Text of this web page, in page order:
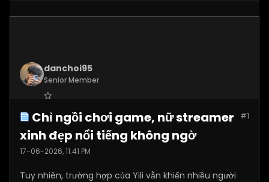
danchoi95
Senior Member
Posts:2234 #1
Chỉ ngồi chơi game, nữ streamer
xinh đẹp nổi tiếng không ngờ
17-06-2026, 11:41 PM
Tuy nhiên, trường hợp của Yili vẫn khiến nhiều người